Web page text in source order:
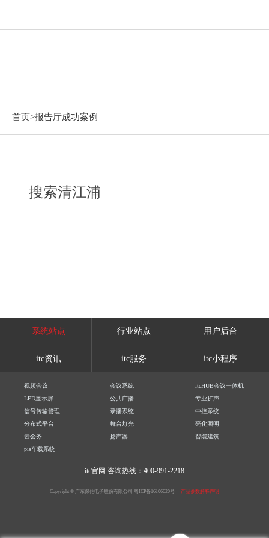
首页>报告厅成功案例
搜索清江浦
系统站点 行业站点 用户后台
itc资讯 itc服务 itc小程序
视频会议 会议系统
itcHUB会议一体机
LED显示屏
公共广播
专业扩声
信号传输管理
录播系统
中控系统
分布式平台
舞台灯光
亮化照明
云会务
扬声器
智能建筑
pis车载系统
itc官网 咨询热线：400-991-2218
Copyright © 广东保伦电子股份有限公司 粤ICP备16106620号 产品参数解释声明